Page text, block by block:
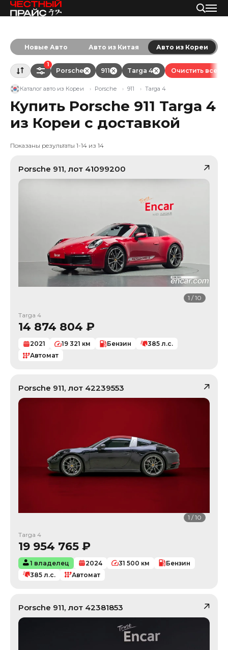
Новые Авто Авто из Китая Авто из Кореи
1
Porsche 911 Targa 4 Очистить все
Каталог авто из Кореи Porsche 911 Targa 4
Купить Porsche 911 Targa 4
из Кореи с доставкой
Показаны результаты 1-14 из 14
Porsche 911, лот 41099200
1 /10
Targa 4
14 874 804 ₽
2021 19 321 км Бензин 385 л.с.
Автомат
Porsche 911, лот 42239553
1 /10
Targa 4
19 954 765 ₽
1 владелец 2024 31 500 км
Бензин
385 л.с. Автомат
Porsche 911, лот 42381853